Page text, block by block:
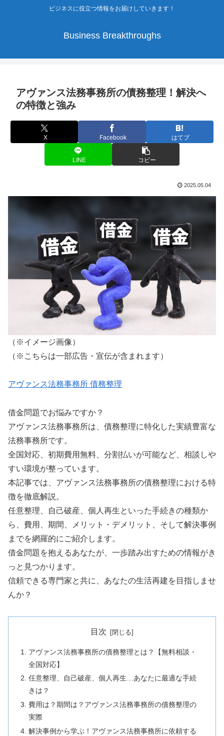
ビジネスに役立つ情報をお届けしていきます！
Business Breakthroughs
アヴァンス法務事務所の債務整理！解決へ
の特徴と強み
X Facebook はてブ
LINE コピー
2025.05.04
（※イメージ画像）
（※こちらは一部広告・宣伝が含まれます）
アヴァンス法務事務所 債務整理
借金問題でお悩みですか？
アヴァンス法務事務所は、債務整理に特化した実績豊富な
法務事務所です。
全国対応、初期費用無料、分割払いが可能など、相談しや
すい環境が整っています。
本記事では、アヴァンス法務事務所の債務整理における特
徴を徹底解説。
任意整理、自己破産、個人再生といった手続きの種類か
ら、費用、期間、メリット・デメリット、そして解決事例
までを網羅的にご紹介します。
借金問題を抱えるあなたが、一歩踏み出すための情報がき
っと見つかります。
信頼できる専門家と共に、あなたの生活再建を目指しませ
んか？
目次
アヴァンス法務事務所の債務整理とは？【無料相談・
全国対応】
任意整理、自己破産、個人再生…あなたに最適な手続
きは？
費用は？期間は？アヴァンス法務事務所の債務整理の
実際
解決事例から学ぶ！アヴァンス法務事務所に依頼する